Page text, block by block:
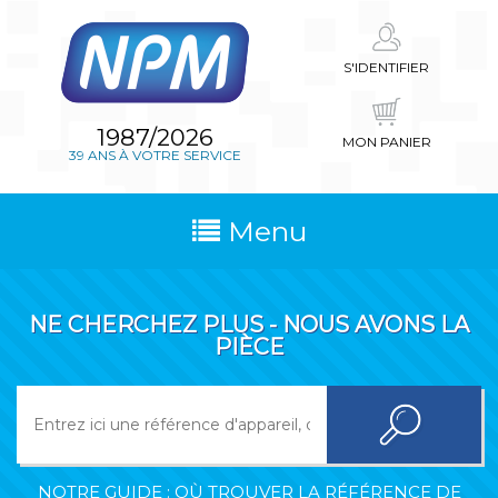
1987/2026
39 ANS À VOTRE SERVICE
S'IDENTIFIER
MON PANIER
Menu
NE CHERCHEZ PLUS - NOUS AVONS LA
PIÈCE
NOTRE GUIDE : OÙ TROUVER LA RÉFÉRENCE DE